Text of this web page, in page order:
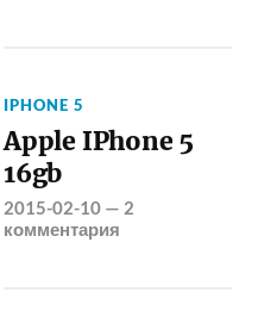
IPHONE 5
Apple IPhone 5
16gb
2015-02-10 — 2
комментария